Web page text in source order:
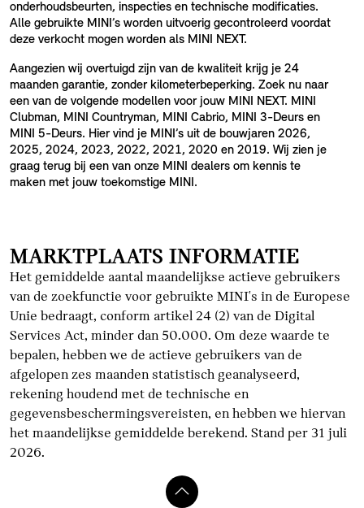
onderhoudsbeurten, inspecties en technische modificaties.
Alle gebruikte MINI’s worden uitvoerig gecontroleerd voordat
deze verkocht mogen worden als MINI NEXT.
Aangezien wij overtuigd zijn van de kwaliteit krijg je 24
maanden garantie, zonder kilometerbeperking. Zoek nu naar
een van de volgende modellen voor jouw MINI NEXT. MINI
Clubman, MINI Countryman, MINI Cabrio, MINI 3-Deurs en
MINI 5-Deurs. Hier vind je MINI’s uit de bouwjaren 2026,
2025, 2024, 2023, 2022, 2021, 2020 en 2019. Wij zien je
graag terug bij een van onze MINI dealers om kennis te
maken met jouw toekomstige MINI.
MARKTPLAATS INFORMATIE
Het gemiddelde aantal maandelijkse actieve gebruikers
van de zoekfunctie voor gebruikte MINI's in de Europese
Unie bedraagt, conform artikel 24 (2) van de Digital
Services Act, minder dan 50.000. Om deze waarde te
bepalen, hebben we de actieve gebruikers van de
afgelopen zes maanden statistisch geanalyseerd,
rekening houdend met de technische en
gegevensbeschermingsvereisten, en hebben we hiervan
het maandelijkse gemiddelde berekend. Stand per 31 juli
2026.